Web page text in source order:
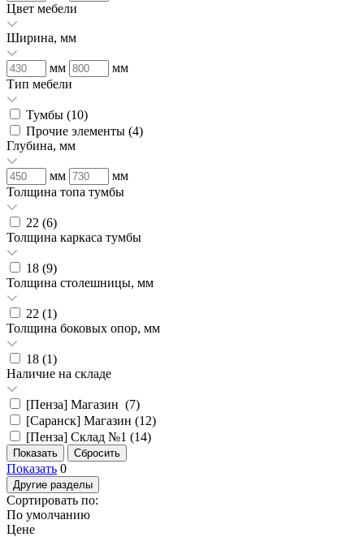
Цвет мебели
Ширина, мм
мм
мм
Тип мебели
Тумбы (10)
Прочие элементы (4)
Глубина, мм
мм
мм
Толщина топа тумбы
22 (6)
Толщина каркаса тумбы
18 (9)
Толщина столешницы, мм
22 (1)
Толщина боковых опор, мм
18 (1)
Наличие на складе
[Пенза] Магазин (7)
[Саранск] Магазин (12)
[Пенза] Склад №1 (14)
Показать 0
Другие разделы
Сортировать по:
По умолчанию
Цене